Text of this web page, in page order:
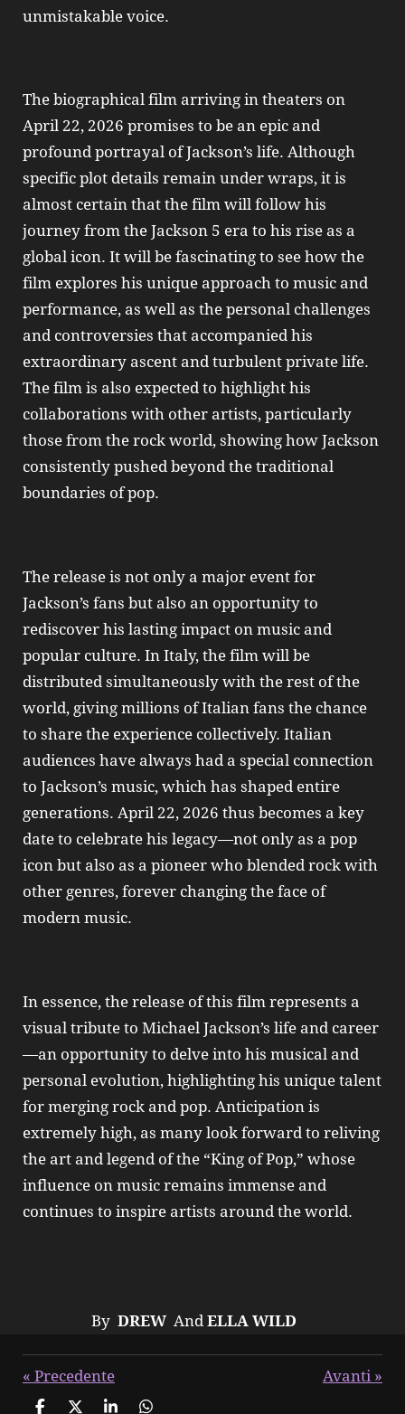
unmistakable voice.
The biographical film arriving in theaters on
April 22, 2026 promises to be an epic and
profound portrayal of Jackson’s life. Although
specific plot details remain under wraps, it is
almost certain that the film will follow his
journey from the Jackson 5 era to his rise as a
global icon. It will be fascinating to see how the
film explores his unique approach to music and
performance, as well as the personal challenges
and controversies that accompanied his
extraordinary ascent and turbulent private life.
The film is also expected to highlight his
collaborations with other artists, particularly
those from the rock world, showing how Jackson
consistently pushed beyond the traditional
boundaries of pop.
The release is not only a major event for
Jackson’s fans but also an opportunity to
rediscover his lasting impact on music and
popular culture. In Italy, the film will be
distributed simultaneously with the rest of the
world, giving millions of Italian fans the chance
to share the experience collectively. Italian
audiences have always had a special connection
to Jackson’s music, which has shaped entire
generations. April 22, 2026 thus becomes a key
date to celebrate his legacy—not only as a pop
icon but also as a pioneer who blended rock with
other genres, forever changing the face of
modern music.
In essence, the release of this film represents a
visual tribute to Michael Jackson’s life and career
—an opportunity to delve into his musical and
personal evolution, highlighting his unique talent
for merging rock and pop. Anticipation is
extremely high, as many look forward to reliving
the art and legend of the “King of Pop,” whose
influence on music remains immense and
continues to inspire artists around the world.
By DREW And ELLA WILD
« Precedente Avanti »